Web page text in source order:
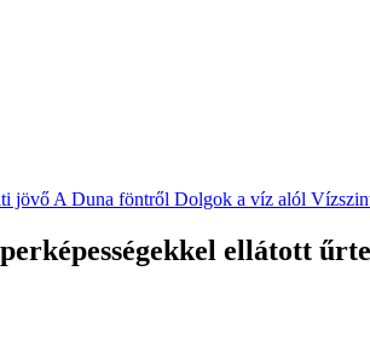
jövő A Duna föntről Dolgok a víz alól
ellátott